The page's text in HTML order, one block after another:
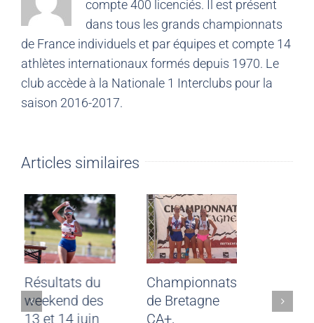
compte 400 licenciés. Il est présent
dans tous les grands championnats
de France individuels et par équipes et compte 14
athlètes internationaux formés depuis 1970. Le
club accède à la Nationale 1 Interclubs pour la
saison 2016-2017.
Articles similaires
CJF
Malo du
2026
Résultats du
weekend des
13 et 14 juin
Championnats
de Bretagne